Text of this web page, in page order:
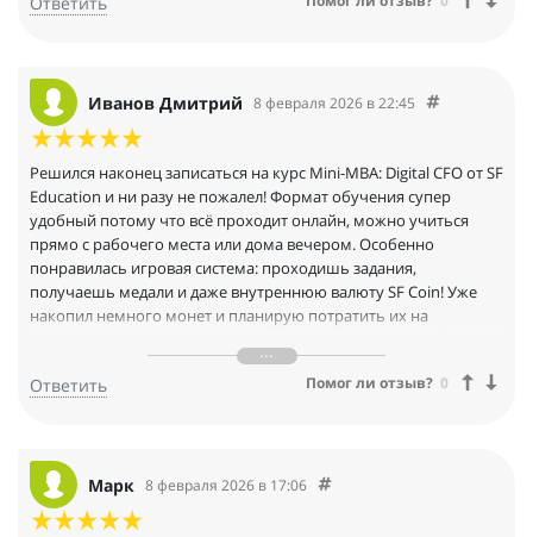
Иванов Дмитрий 8 февраля 2026 в 22:45
Решился наконец записаться на курс Mini-MBA: Digital CFO от SF
Education и ни разу не пожалел! Формат обучения супер
удобный потому что всё проходит онлайн, можно учиться
прямо с рабочего места или дома вечером. Особенно
понравилась игровая система: проходишь задания,
получаешь медали и даже внутреннюю валюту SF Coin! Уже
накопил немного монет и планирую потратить их на
разобраться в автоматизации отчётности. Курс реально
помогает прокачать скилы цифрового директора, много
Ответить Помог ли отзыв? 0
Марк 8 февраля 2026 в 17:06